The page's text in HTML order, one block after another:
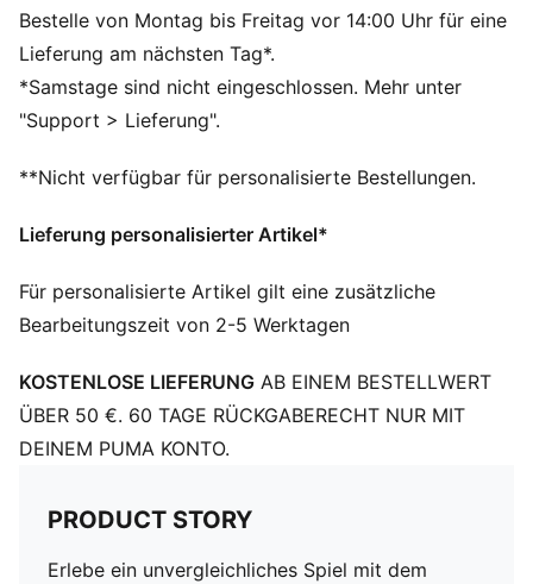
CLOUDSPUN: Speziell angefertigte Synthetik-
Elasthan-Mischung für Performance – dieser Stoff
erfüllt die höchsten Leistungsstandards und fühlt sich
dennoch wie ultraweiche Baumwolle an
Hergestellt aus mindestens 50 % recycelten
DETAILS
Hauptmaterial 2: Interlock
Kragen
Viertellanger Reißverschluss
PUMA Branding-Details
77% Polyester recycelt, 23% Elastan
Bestelle von Montag bis Freitag vor 14:00 Uhr für eine
Lieferung am nächsten Tag*.
*Samstage sind nicht eingeschlossen. Mehr unter
"Support > Lieferung".
**Nicht verfügbar für personalisierte Bestellungen.
Lieferung personalisierter Artikel*
Für personalisierte Artikel gilt eine zusätzliche
Bearbeitungszeit von 2-5 Werktagen
KOSTENLOSE LIEFERUNG AB EINEM BESTELLWERT
ÜBER 50 €. 60 TAGE RÜCKGABERECHT NUR MIT
DEINEM PUMA KONTO.
PRODUCT STORY
Erlebe ein unvergleichliches Spiel mit dem